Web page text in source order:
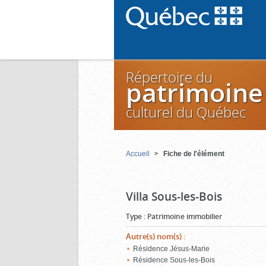
Répertoire du
patrimoine
culturel du Québec
Accueil Fiche de l'élément
Villa Sous-les-Bois
Type : Patrimoine immobilier
Autre(s) nom(s) :
Résidence Jésus-Marie
Résidence Sous-les-Bois